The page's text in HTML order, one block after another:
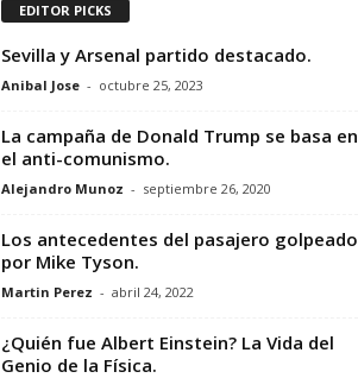
EDITOR PICKS
Sevilla y Arsenal partido destacado.
Anibal Jose - octubre 25, 2023
La campaña de Donald Trump se basa en
el anti-comunismo.
Alejandro Munoz - septiembre 26, 2020
Los antecedentes del pasajero golpeado
por Mike Tyson.
Martin Perez - abril 24, 2022
¿Quién fue Albert Einstein? La Vida del
Genio de la Física.